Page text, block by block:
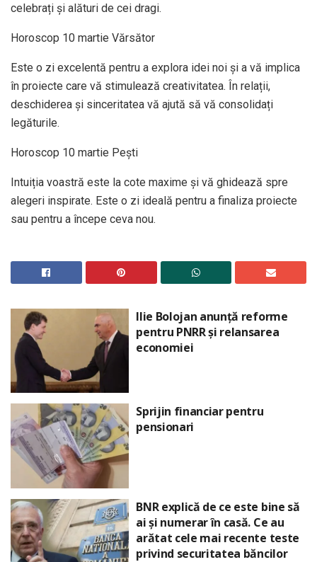
celebrați și alături de cei dragi.
Horoscop 10 martie Vărsător
Este o zi excelentă pentru a explora idei noi și a vă implica
în proiecte care vă stimulează creativitatea. În relații,
deschiderea și sinceritatea vă ajută să vă consolidați
legăturile.
Horoscop 10 martie Pești
Intuiția voastră este la cote maxime și vă ghidează spre
alegeri inspirate. Este o zi ideală pentru a finaliza proiecte
sau pentru a începe ceva nou.
Ilie Bolojan anunță reforme
pentru PNRR și relansarea
economiei
Sprijin financiar pentru
pensionari
BNR explică de ce este bine să
ai și numerar în casă. Ce au
arătat cele mai recente teste
privind securitatea băncilor